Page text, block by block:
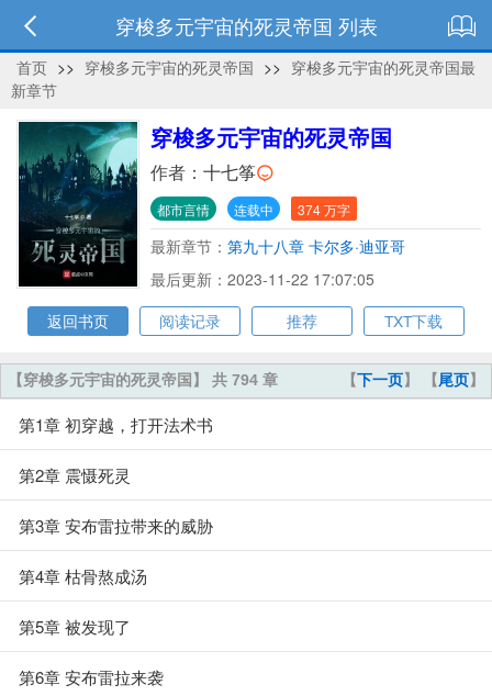
穿梭多元宇宙的死灵帝国 列表
首页 >> 穿梭多元宇宙的死灵帝国 >> 穿梭多元宇宙的死灵帝国最
新章节
穿梭多元宇宙的死灵帝国
作者： 十七筝
都市言情 连载中 374 万字
最新章节： 第九十八章 卡尔多·迪亚哥
最后更新：2023-11-22 17:07:05
返回书页
阅读记录 推荐 TXT下载
【下一页】 【尾页】
【穿梭多元宇宙的死灵帝国】 共 794 章
第1章 初穿越，打开法术书
第2章 震慑死灵
第3章 安布雷拉带来的威胁
第4章 枯骨熬成汤
第5章 被发现了
第6章 安布雷拉来袭